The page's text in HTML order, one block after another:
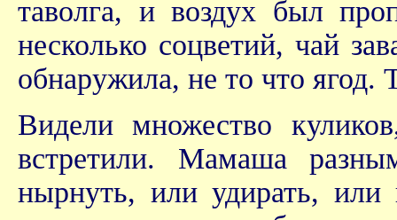
таволга, и воздух был
несколько соцветий, чай
обнаружила, не то что
Видели множество
встретили. Мамаша
нырнуть, или удирать, или